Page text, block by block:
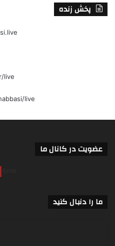
پخش زنده
live
live
عضویت در کانال ما
ما را دنبال کنید